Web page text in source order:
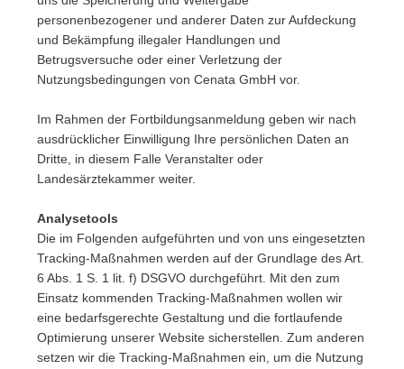
personenbezogener und anderer Daten zur Aufdeckung
und Bekämpfung illegaler Handlungen und
Betrugsversuche oder einer Verletzung der
Nutzungsbedingungen von Cenata GmbH vor.
Im Rahmen der Fortbildungsanmeldung geben wir nach
ausdrücklicher Einwilligung Ihre persönlichen Daten an
Dritte, in diesem Falle Veranstalter oder
Landesärztekammer weiter.
Analysetools
Die im Folgenden aufgeführten und von uns eingesetzten
Tracking-Maßnahmen werden auf der Grundlage des Art.
6 Abs. 1 S. 1 lit. f) DSGVO durchgeführt. Mit den zum
Einsatz kommenden Tracking-Maßnahmen wollen wir
eine bedarfsgerechte Gestaltung und die fortlaufende
Optimierung unserer Website sicherstellen. Zum anderen
setzen wir die Tracking-Maßnahmen ein, um die Nutzung